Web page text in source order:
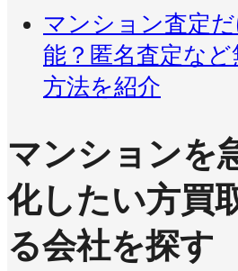
マンション査定
能？匿名査定な
方法を紹介
マンションを
化したい方買
る会社を探す